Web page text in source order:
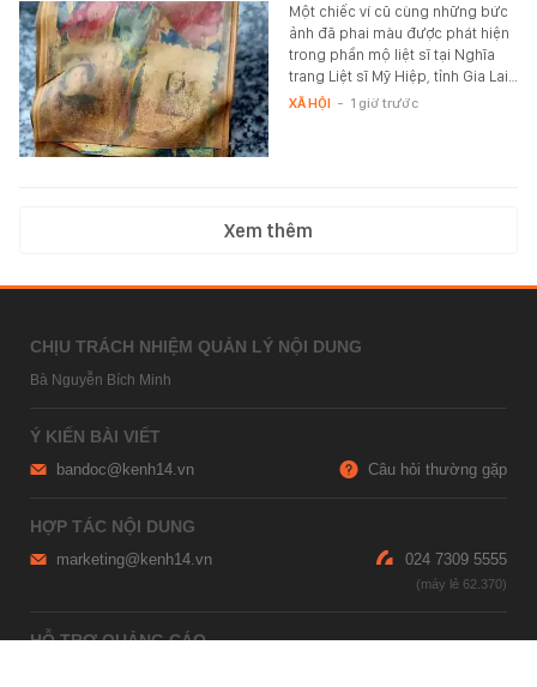
Một chiếc ví cũ cùng những bức
ảnh đã phai màu được phát hiện
trong phần mộ liệt sĩ tại Nghĩa
trang Liệt sĩ Mỹ Hiệp, tỉnh Gia Lai…
XÃ HỘI - 1 giờ trước
Xem thêm
CHỊU TRÁCH NHIỆM QUẢN LÝ NỘI DUNG
Bà Nguyễn Bích Minh
Ý KIẾN BÀI VIẾT
bandoc@kenh14.vn Câu hỏi thường gặp
HỢP TÁC NỘI DUNG
marketing@kenh14.vn 024 7309 5555
HỖ TRỢ QUẢNG CÁO